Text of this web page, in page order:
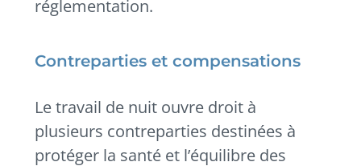
réglementation.
Contreparties et compensations
Le travail de nuit ouvre droit à
plusieurs contreparties destinées à
protéger la santé et l’équilibre des